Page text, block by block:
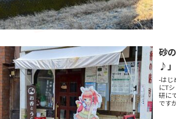
砂
♪」
-はじ
にT
研に
です